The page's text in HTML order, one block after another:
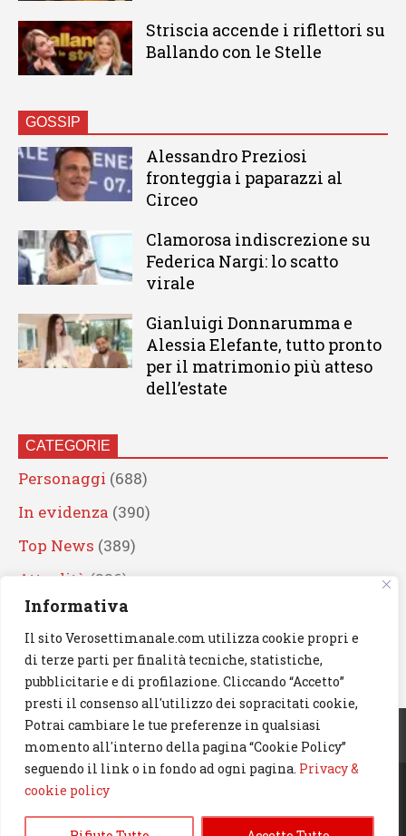
Informativa
Il sito Verosettimanale.com utilizza cookie propri e
di terze parti per finalità tecniche, statistiche,
pubblicitarie e di profilazione. Cliccando “Accetto”
presti il consenso all'utilizzo dei sopracitati cookie,
Potrai cambiare le tue preferenze in qualsiasi
momento all'interno della pagina “Cookie Policy”
seguendo il link o in fondo ad ogni pagina. Privacy &
cookie policy
Striscia accende i riflettori su
Ballando con le Stelle
GOSSIP
Alessandro Preziosi
fronteggia i paparazzi al
Circeo
Clamorosa indiscrezione su
Federica Nargi: lo scatto
virale
Gianluigi Donnarumma e
Alessia Elefante, tutto pronto
per il matrimonio più atteso
dell’estate
CATEGORIE
Personaggi (688)
In evidenza (390)
Top News (389)
Attualità (336)
Eventi(330)
Artisti (241)
News(238)
Cerca
© 2023 Verosettimanale.com. All rights reserved.